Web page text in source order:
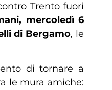
Trento fuori
mercoledì 6
di Bergamo, le
di tornare a
le mura amiche: